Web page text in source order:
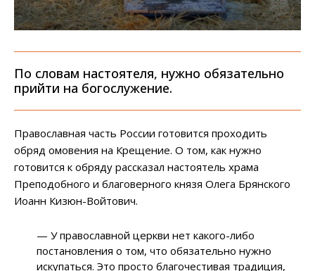
По словам настоятеля, нужно обязательно
прийти на богослужение.
Православная часть России готовится проходить
обряд омовения на Крещение. О том, как нужно
готовится к обряду рассказал настоятель храма
Преподобного и благоверного князя Олега Брянского
Иоанн Кизюн-Войтович.
— У православной церкви нет какого-либо
постановления о том, что обязательно нужно
искупаться. Это просто благочестивая традиция,